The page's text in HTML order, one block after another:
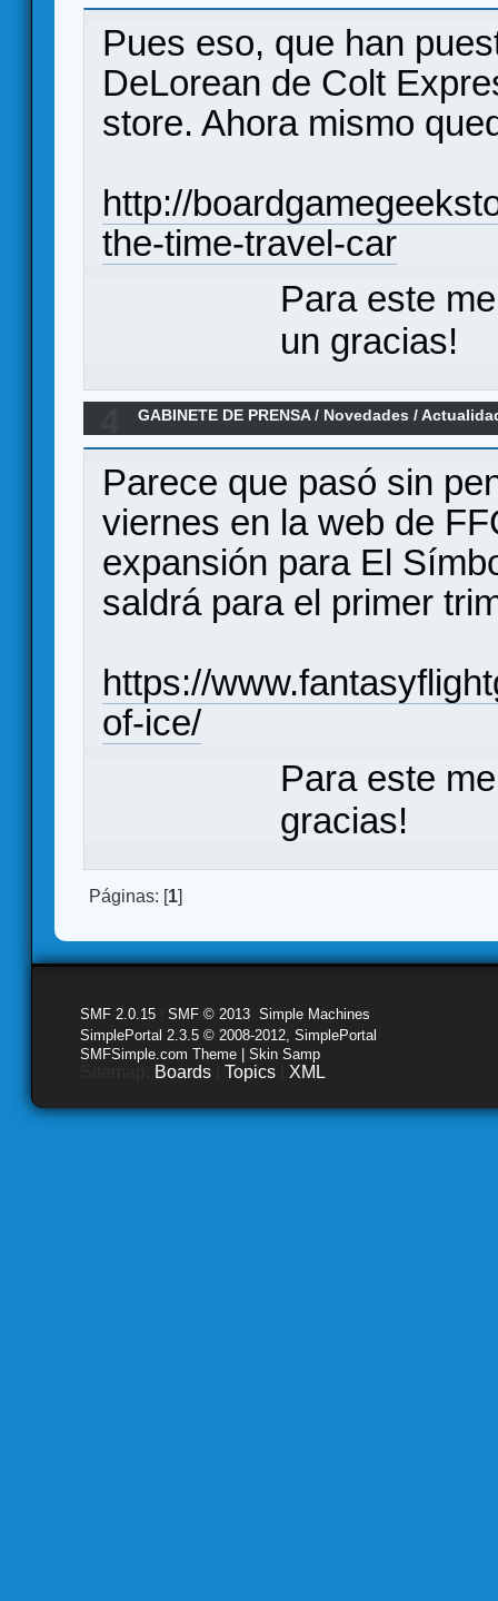
Pues eso, que han
DeLorean de Colt
store. Ahora mismo
http://
the-time-travel-car
Para este
un gracias!
GABINETE DE PRENSA/ Novedades /
Parece que pasó sin
viernes en la web de
expansión para El
saldrá para el primer
https://
of-ice/
Para este
gracias!
Páginas: [1]
SMF 2.0.15 SMF © 2013 Simple Machines
SimplePortal 2.3.5 © 2008-2012, SimplePortal
SMFSimple.com Theme | Skin Samp
Boards Topics XML